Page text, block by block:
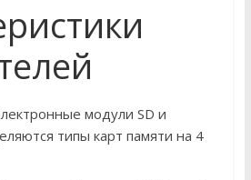
модули SD и
типы карт памяти на 4